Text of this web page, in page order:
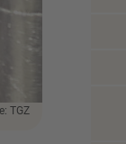
TGZ